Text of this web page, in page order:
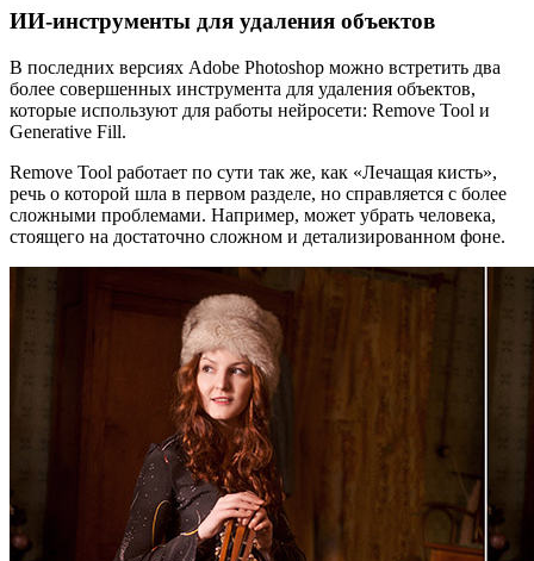
ИИ-инструменты для удаления объектов
В последних версиях Adobe Photoshop можно встретить два
более совершенных инструмента для удаления объектов,
которые используют для работы нейросети: Remove Tool и
Generative Fill.
Remove Tool работает по сути так же, как «Лечащая кисть»,
речь о которой шла в первом разделе, но справляется с более
сложными проблемами. Например, может убрать человека,
стоящего на достаточно сложном и детализированном фоне.